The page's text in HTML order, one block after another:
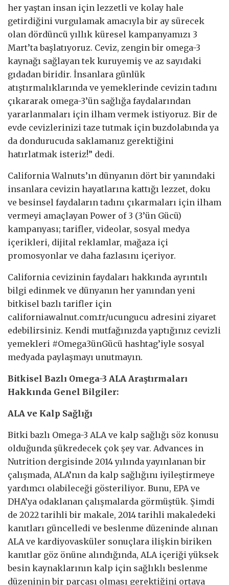
her yaştan insan için lezzetli ve kolay hale
getirdiğini vurgulamak amacıyla bir ay sürecek
olan dördüncü yıllık küresel kampanyamızı 3
Mart’ta başlatıyoruz. Ceviz, zengin bir omega-3
kaynağı sağlayan tek kuruyemiş ve az sayıdaki
gıdadan biridir. İnsanlara günlük
atıştırmalıklarında ve yemeklerinde cevizin tadını
çıkararak omega-3’ün sağlığa faydalarından
yararlanmaları için ilham vermek istiyoruz. Bir de
evde cevizlerinizi taze tutmak için buzdolabında ya
da dondurucuda saklamanız gerektiğini
hatırlatmak isteriz!” dedi.
California Walnuts’ın dünyanın dört bir yanındaki
insanlara cevizin hayatlarına kattığı lezzet, doku
ve besinsel faydaların tadını çıkarmaları için ilham
vermeyi amaçlayan Power of 3 (3’ün Gücü)
kampanyası; tarifler, videolar, sosyal medya
içerikleri, dijital reklamlar, mağaza içi
promosyonlar ve daha fazlasını içeriyor.
California cevizinin faydaları hakkında ayrıntılı
bilgi edinmek ve dünyanın her yanından yeni
bitkisel bazlı tarifler için
californiawalnut.com.tr/ucungucu adresini ziyaret
edebilirsiniz. Kendi mutfağınızda yaptığınız cevizli
yemekleri #Omega3ünGücü hashtag’iyle sosyal
medyada paylaşmayı unutmayın.
Bitkisel Bazlı Omega-3 ALA Araştırmaları
Hakkında Genel Bilgiler:
ALA ve Kalp Sağlığı
Bitki bazlı Omega-3 ALA ve kalp sağlığı söz konusu
olduğunda şükredecek çok şey var. Advances in
Nutrition dergisinde 2014 yılında yayınlanan bir
çalışmada, ALA’nın da kalp sağlığını iyileştirmeye
yardımcı olabileceği gösteriliyor. Bunu, EPA ve
DHA’ya odaklanan çalışmalarda görmüştük. Şimdi
de 2022 tarihli bir makale, 2014 tarihli makaledeki
kanıtları güncelledi ve beslenme düzeninde alınan
ALA ve kardiyovasküler sonuçlara ilişkin biriken
kanıtlar göz önüne alındığında, ALA içeriği yüksek
besin kaynaklarının kalp için sağlıklı beslenme
düzeninin bir parçası olması gerektiğini ortaya